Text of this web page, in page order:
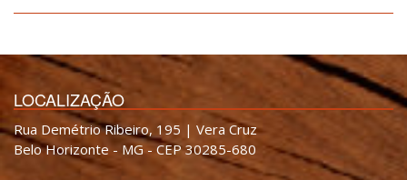
LOCALIZAÇÃO
Rua Demétrio Ribeiro, 195 | Vera Cruz
Belo Horizonte - MG - CEP 30285-680